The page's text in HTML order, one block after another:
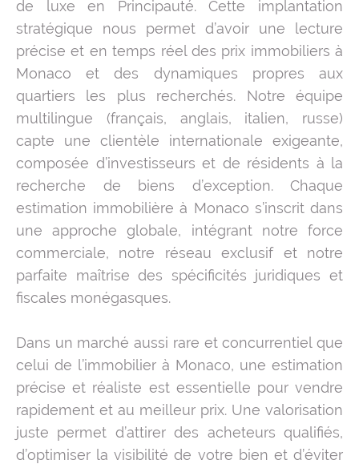
de luxe en Principauté. Cette implantation
stratégique nous permet d’avoir une lecture
précise et en temps réel des prix immobiliers à
Monaco et des dynamiques propres aux
quartiers les plus recherchés. Notre équipe
multilingue (français, anglais, italien, russe)
capte une clientèle internationale exigeante,
composée d’investisseurs et de résidents à la
recherche de biens d’exception. Chaque
estimation immobilière à Monaco s’inscrit dans
une approche globale, intégrant notre force
commerciale, notre réseau exclusif et notre
parfaite maîtrise des spécificités juridiques et
fiscales monégasques.
Dans un marché aussi rare et concurrentiel que
celui de l’immobilier à Monaco, une estimation
précise et réaliste est essentielle pour vendre
rapidement et au meilleur prix. Une valorisation
juste permet d’attirer des acheteurs qualifiés,
d’optimiser la visibilité de votre bien et d’éviter